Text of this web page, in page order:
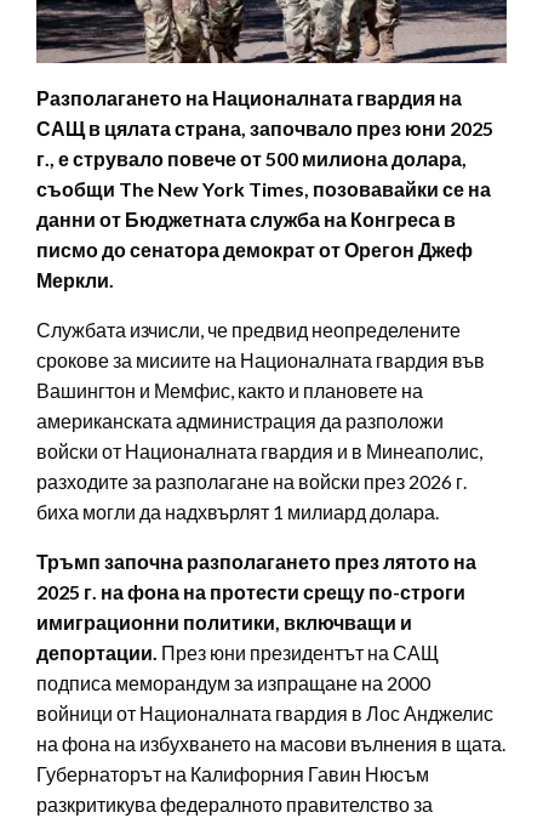
Разполагането на Националната гвардия на
САЩ в цялата страна, започвало през юни 2025
г., е струвало повече от 500 милиона долара,
съобщи The New York Times, позовавайки се на
данни от Бюджетната служба на Конгреса в
писмо до сенатора демократ от Орегон Джеф
Меркли.
Службата изчисли, че предвид неопределените
срокове за мисиите на Националната гвардия във
Вашингтон и Мемфис, както и плановете на
американската администрация да разположи
войски от Националната гвардия и в Минеаполис,
разходите за разполагане на войски през 2026 г.
биха могли да надхвърлят 1 милиард долара.
Тръмп започна разполагането през лятото на
2025 г. на фона на протести срещу по-строги
имиграционни политики, включващи и
депортации. През юни президентът на САЩ
подписа меморандум за изпращане на 2000
войници от Националната гвардия в Лос Анджелис
на фона на избухването на масови вълнения в щата.
Губернаторът на Калифорния Гавин Нюсъм
разкритикува федералното правителство за